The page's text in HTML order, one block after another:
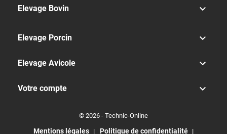
Elevage Bovin 
Elevage Porcin 
Elevage Avicole 
Votre compte 
© 2026 - Technic-Online
Mentions légales Politique de confidentialité